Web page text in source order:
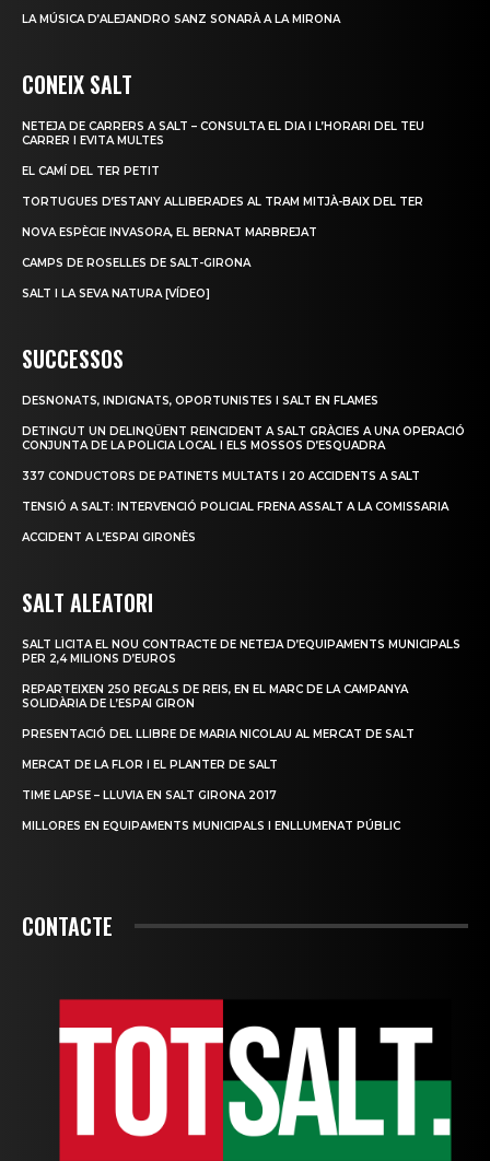
LA MÚSICA D’ALEJANDRO SANZ SONARÀ A LA MIRONA
CONEIX SALT
NETEJA DE CARRERS A SALT – CONSULTA EL DIA I L’HORARI DEL TEU
CARRER I EVITA MULTES
EL CAMÍ DEL TER PETIT
TORTUGUES D’ESTANY ALLIBERADES AL TRAM MITJÀ-BAIX DEL TER
NOVA ESPÈCIE INVASORA, EL BERNAT MARBREJAT
CAMPS DE ROSELLES DE SALT-GIRONA
SALT I LA SEVA NATURA [VÍDEO]
SUCCESSOS
DESNONATS, INDIGNATS, OPORTUNISTES I SALT EN FLAMES
DETINGUT UN DELINQÜENT REINCIDENT A SALT GRÀCIES A UNA OPERACIÓ
CONJUNTA DE LA POLICIA LOCAL I ELS MOSSOS D’ESQUADRA
337 CONDUCTORS DE PATINETS MULTATS I 20 ACCIDENTS A SALT
TENSIÓ A SALT: INTERVENCIÓ POLICIAL FRENA ASSALT A LA COMISSARIA
ACCIDENT A L’ESPAI GIRONÈS
SALT ALEATORI
SALT LICITA EL NOU CONTRACTE DE NETEJA D’EQUIPAMENTS MUNICIPALS
PER 2,4 MILIONS D’EUROS
REPARTEIXEN 250 REGALS DE REIS, EN EL MARC DE LA CAMPANYA
SOLIDÀRIA DE L’ESPAI GIRON
PRESENTACIÓ DEL LLIBRE DE MARIA NICOLAU AL MERCAT DE SALT
MERCAT DE LA FLOR I EL PLANTER DE SALT
TIME LAPSE – LLUVIA EN SALT GIRONA 2017
MILLORES EN EQUIPAMENTS MUNICIPALS I ENLLUMENAT PÚBLIC
CONTACTE